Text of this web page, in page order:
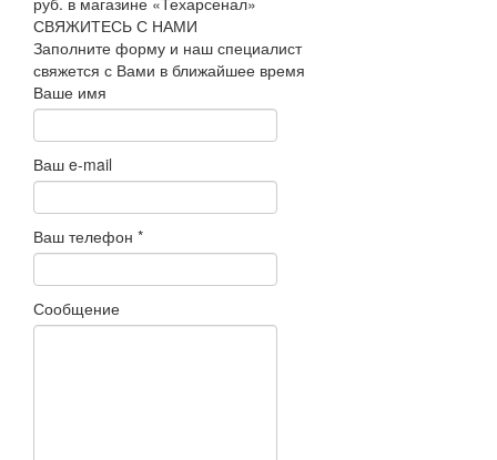
СВЯЖИТЕСЬ С НАМИ
Заполните форму и наш специалист
свяжется с Вами в ближайшее время
Ваше имя
Ваш e-mail
Ваш телефон *
Сообщение